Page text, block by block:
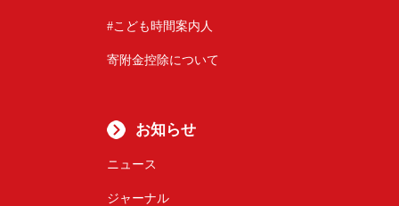
#こども時間案内人
寄附金控除について
お知らせ
ニュース
ジャーナル